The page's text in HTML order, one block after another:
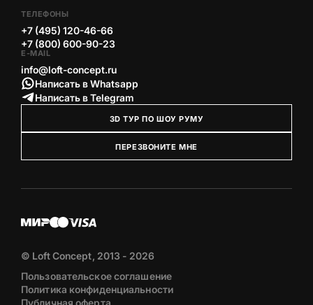
ТЕЛЕФОНЫ
+7 (495) 120-46-66
+7 (800) 600-90-23
E-MAIL
info@loft-concept.ru
Написать в Whatsapp
Написать в Telegram
3D ТУР ПО ШОУ РУМУ
ПЕРЕЗВОНИТЕ МНЕ
© Loft Concept, 2013 - 2026
Пользовательское соглашение
Политика конфиденциальности
Публичная оферта